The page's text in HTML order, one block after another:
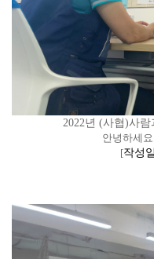
2022년 (사협)사람
안녕하세
[작성